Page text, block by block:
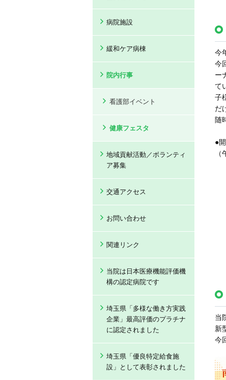
今
今
ー
て
子
だ
随
●
当
新
今
病院施設
緩和ケア病棟
院内行事
看護部イベント
健康フェスタ
地域貢献活動／ボランティ
ア募集
交通アクセス
お問い合わせ
関連リンク
当院は日本医療機能評価機
構の認定病院です
埼玉県「多様な働き方実践
企業」最高評価のプラチナ
に認定されました
埼玉県「優良特定給食施
設」として表彰されました